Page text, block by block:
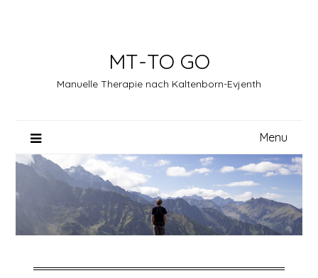
MT-TO GO
Manuelle Therapie nach Kaltenborn-Evjenth
Menu